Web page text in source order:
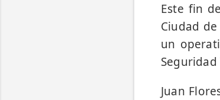
Este fin
Ciudad
un
Juan